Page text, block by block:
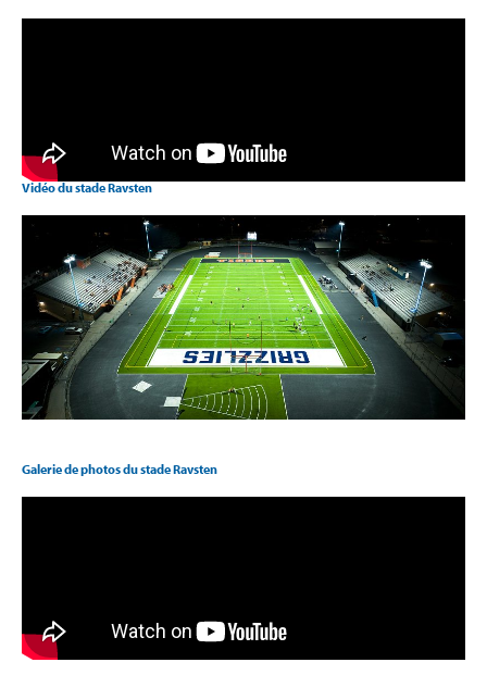
Vidéo du stade Ravsten
Galerie de photos du stade Ravsten